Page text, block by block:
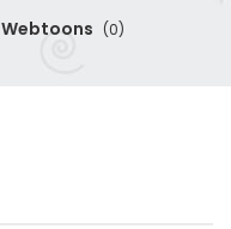
Webtoons (0)